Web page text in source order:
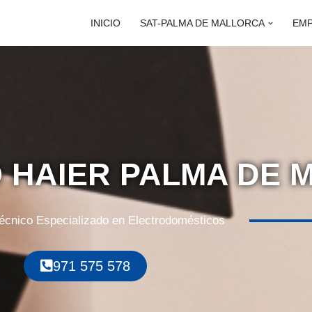
INICIO SAT-PALMA DE MALLORCA
HAIER PALMA DE
Especializado en Electrodomésticos
971 575 578